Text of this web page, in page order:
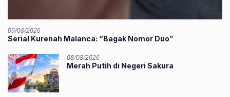
09/08/2026
‎Serial Kurenah Malanca: “Bagak Nomor Duo”
08/08/2026
Merah Putih di Negeri Sakura